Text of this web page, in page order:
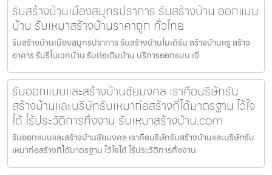
รับสร้างบ้านเมืองสมุทรปราการ รับสร้างบ้าน ออกแบบ
บ้าน รับเหมาสร้างบ้านราคาถูก ทั่วไทย
รับสร้างบ้านเมืองสมุทรปราการ รับสร้างบ้านโมเดิร์น สร้างบ้านหรู สร้าง
อาคาร รับรีโนเวทบ้าน รับต่อเติมบ้าน บริการออกแบบ เขี
รับออกแบบและสร้างบ้านชัยมงคล เราคือบริษัทรับ
สร้างบ้านและบริษัทรับเหมาก่อสร้างที่ได้มาตรฐาน ไว้ใจ
ได้ ไร้ประวัติการทิ้งงาน รับเหมาสร้างบ้าน.com
รับออกแบบและสร้างบ้านชัยมงคล เราคือบริษัทรับสร้างบ้านและบริษัทรับ
เหมาก่อสร้างที่ได้มาตรฐาน ไว้ใจได้ ไร้ประวัติการทิ้งงาน